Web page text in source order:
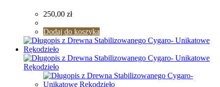
250,00 zł
Dodaj do koszyka